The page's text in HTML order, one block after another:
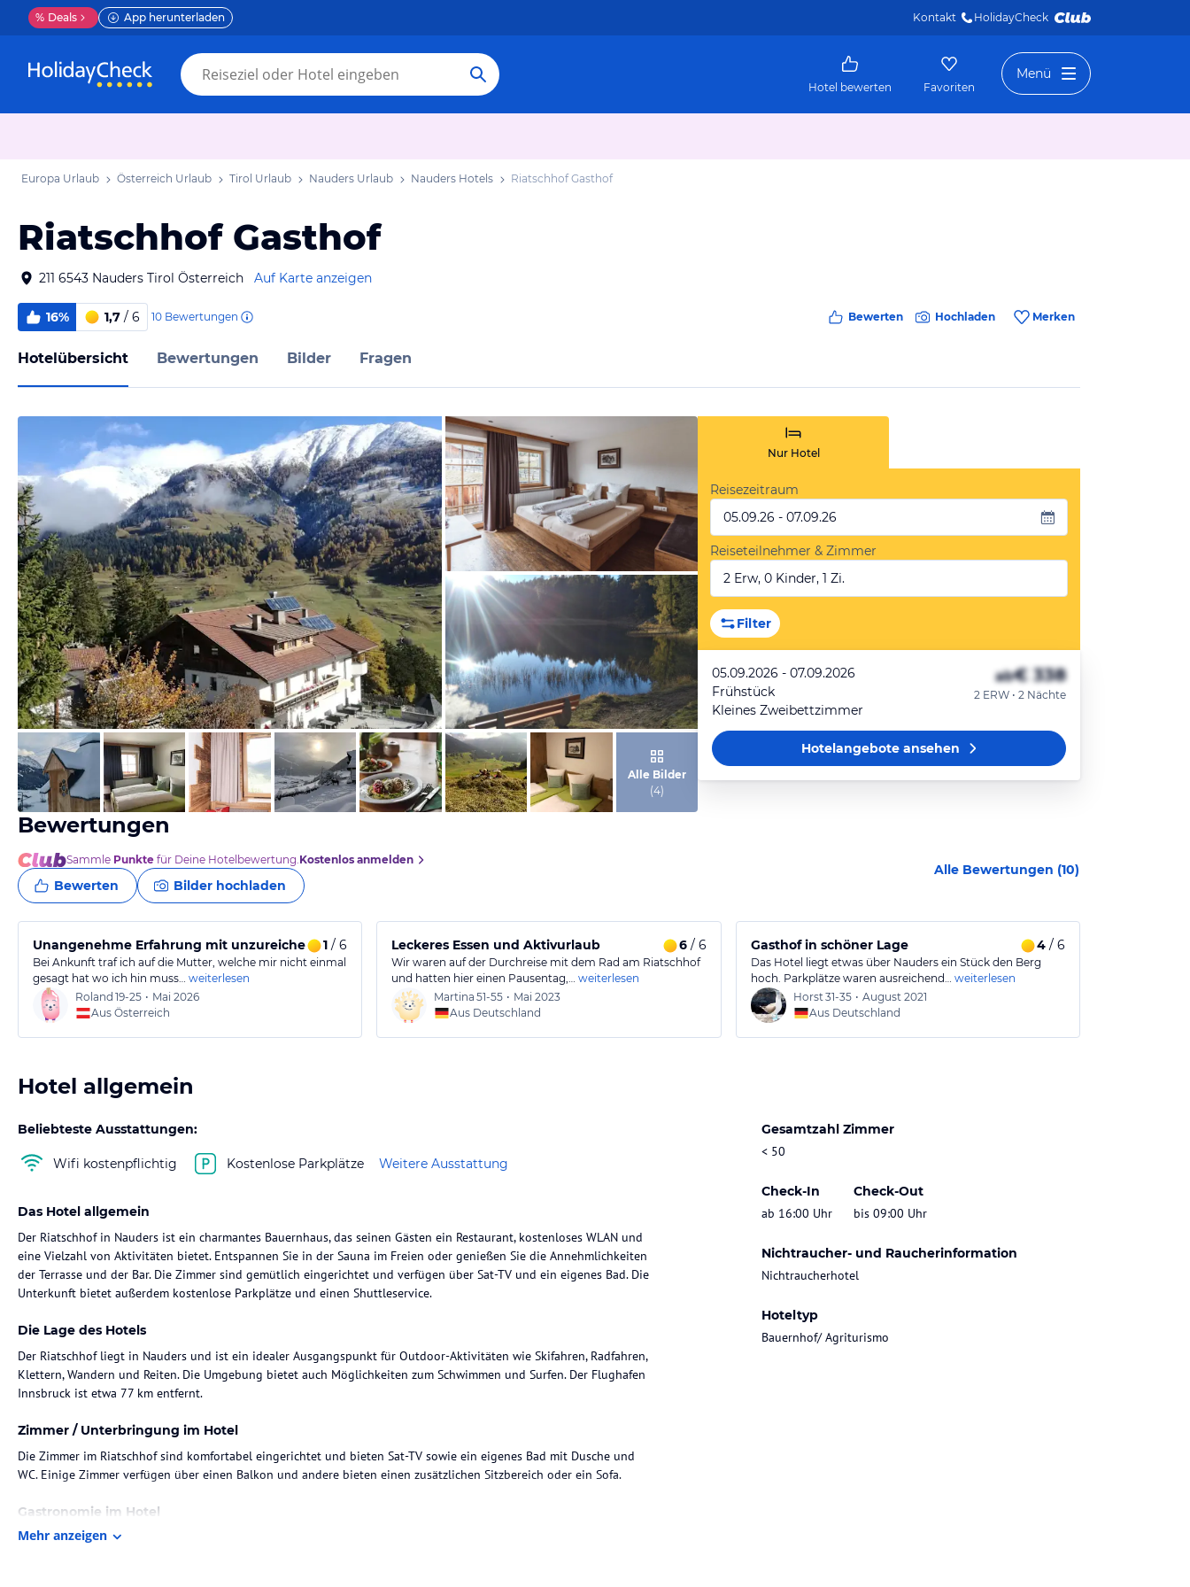
% Deals App herunterladen Kontakt HolidayCheck
Hotel bewerten Favoriten
Menü
Europa Urlaub Österreich Urlaub Tirol Urlaub Nauders Urlaub Nauders Hotels Riatschhof Gasthof
Riatschhof Gasthof
211 6543 Nauders Tirol Österreich Auf Karte anzeigen
16% 1,7 / 6 10 Bewertungen Bewerten Hochladen Merken
Hotelübersicht Bewertungen Bilder Fragen
von Booking.com
von Booking.com
von Booking.com
Alle Bilder
(4)
Nur Hotel
Reisezeitraum
05.09.26 - 07.09.26
Reiseteilnehmer & Zimmer
2 Erw, 0 Kinder, 1 Zi.
Filter
05.09.2026 - 07.09.2026
Frühstück
Kleines Zweibettzimmer
ab€ 338
2 ERW • 2 Nächte
Hotelangeboteansehen
Bewertungen
Sammle Punkte für Deine Hotelbewertung.Kostenlos anmelden
Bewerten Bilder hochladen
Alle Bewertungen (10)
Unangenehme Erfahrung mit unzureichendem Service
1 / 6
Bei Ankunft traf ich auf die Mutter, welche mir nicht einmal
gesagt hat wo ich hin muss… weiterlesen
Roland 19-25 • Mai 2026
Aus Österreich
Leckeres Essen und Aktivurlaub 6/ 6
Wir waren auf der Durchreise mit dem Rad am Riatschhof
und hatten hier einen Pausentag,… weiterlesen
Martina 51-55 • Mai 2023
Aus Deutschland
Gasthof in schöner Lage 4/ 6
Das Hotel liegt etwas über Nauders ein Stück den Berg
hoch. Parkplätze waren ausreichend… weiterlesen
Horst31-35 • August 2021
Aus Deutschland
Hotel allgemein
Beliebteste Ausstattungen:
Wifi kostenpflichtig Kostenlose Parkplätze Weitere Ausstattung
Gesamtzahl Zimmer
< 50
Check-In
ab 16:00 Uhr
Check-Out
bis 09:00 Uhr
Nichtraucher- und Raucherinformation
Nichtraucherhotel
Hoteltyp
Bauernhof/ Agriturismo
Das Hotel allgemein
Der Riatschhof in Nauders ist ein charmantes Bauernhaus, das seinen Gästen ein Restaurant, kostenloses WLAN und
eine Vielzahl von Aktivitäten bietet. Entspannen Sie in der Sauna im Freien oder genießen Sie die Annehmlichkeiten
der Terrasse und der Bar. Die Zimmer sind gemütlich eingerichtet und verfügen über Sat-TV und ein eigenes Bad. Die
Unterkunft bietet außerdem kostenlose Parkplätze und einen Shuttleservice.
Die Lage des Hotels
Der Riatschhof liegt in Nauders und ist ein idealer Ausgangspunkt für Outdoor-Aktivitäten wie Skifahren, Radfahren,
Klettern, Wandern und Reiten. Die Umgebung bietet auch Möglichkeiten zum Schwimmen und Surfen. Der Flughafen
Innsbruck ist etwa 77 km entfernt.
Zimmer / Unterbringung im Hotel
Die Zimmer im Riatschhof sind komfortabel eingerichtet und bieten Sat-TV sowie ein eigenes Bad mit Dusche und
WC. Einige Zimmer verfügen über einen Balkon und andere bieten einen zusätzlichen Sitzbereich oder ein Sofa.
Gastronomie im Hotel
Im Riatschhof können Sie im hauseigenen Restaurant speisen und lokale Spezialitäten genießen.
Mehr anzeigen